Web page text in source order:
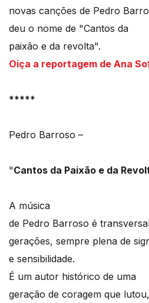
novas canções de Pedro
deu o nome de "Cantos da
paixão e da revolta".
Oiça a reportagem de Ana
*****
Pedro Barroso –
"Cantos da Paixão e da
A música
de Pedro Barroso é
gerações, sempre plena de
e sensibilidade.
É um autor histórico de uma
geração de coragem que